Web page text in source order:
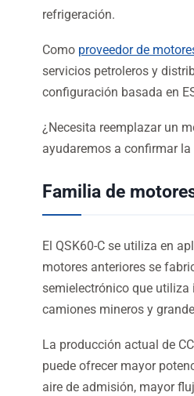
refrigeración.
Como proveedor de
servicios petroleros y
configuración basada en
¿Necesita reemplazar un
ayudaremos a confirmar
Familia de
El QSK60-C se utiliza en
motores anteriores se
semielectrónico que utiliza
camiones mineros y
La producción actual de
puede ofrecer mayor
aire de admisión, mayor